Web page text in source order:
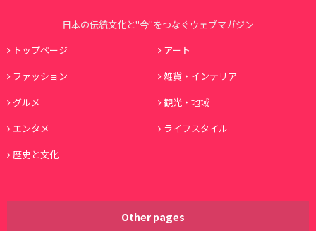
日本の伝統文化と"今"をつなぐウェブマガジン
トップページ
アート
ファッション
雑貨・インテリア
グルメ
観光・地域
エンタメ
ライフスタイル
歴史と文化
Other pages